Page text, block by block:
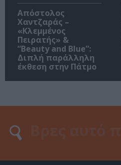
Απόστολος
Χαντζαράς –
«Κλεμμένος
Πειρατής» &
“Beauty and Blue”:
Διπλή παράλληλη
έκθεση στην Πάτμο